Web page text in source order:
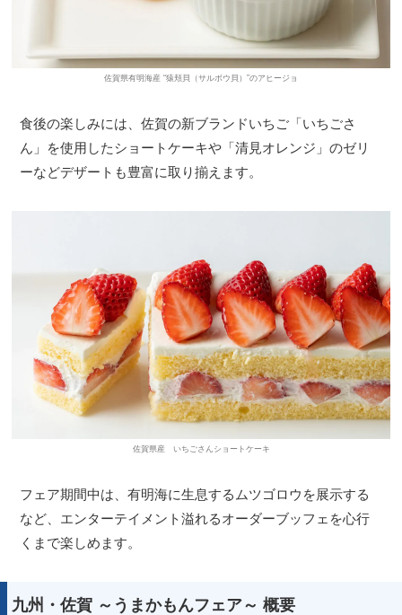
佐賀県有明海産 “猿頬貝（サルボウ貝）”のアヒージョ
食後の楽しみには、佐賀の新ブランドいちご「いちごさ
ん」を使用したショートケーキや「清見オレンジ」のゼリ
ーなどデザートも豊富に取り揃えます。
佐賀県産 いちごさんショートケーキ
フェア期間中は、有明海に生息するムツゴロウを展示する
など、エンターテイメント溢れるオーダーブッフェを心行
くまで楽しめます。
九州・佐賀 ～うまかもんフェア～ 概要